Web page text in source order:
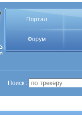
Портал
Форум
Поиск :